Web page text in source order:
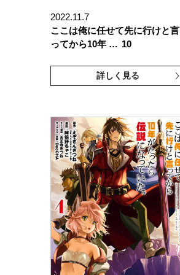
2022.11.7
ここは俺に任せて先に行けと言
ってから10年 … 10
詳しく見る